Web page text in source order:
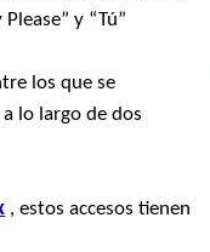
y “Tú”
los que se
lo largo de dos
, estos accesos tienen